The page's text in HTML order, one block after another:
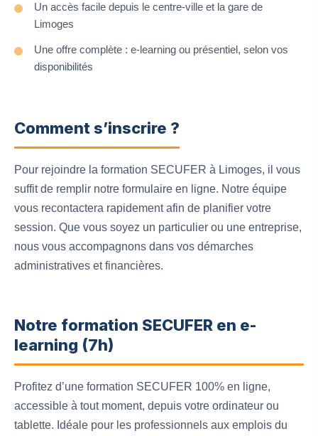
Un accès facile depuis le centre-ville et la gare de
Limoges
Une offre complète : e-learning ou présentiel, selon vos
disponibilités
Comment s’inscrire ?
Pour rejoindre la formation SECUFER à Limoges, il vous
suffit de remplir notre formulaire en ligne. Notre équipe
vous recontactera rapidement afin de planifier votre
session. Que vous soyez un particulier ou une entreprise,
nous vous accompagnons dans vos démarches
administratives et financières.
Notre formation SECUFER en e-
learning (7h)
Profitez d’une formation SECUFER 100% en ligne,
accessible à tout moment, depuis votre ordinateur ou
tablette. Idéale pour les professionnels aux emplois du